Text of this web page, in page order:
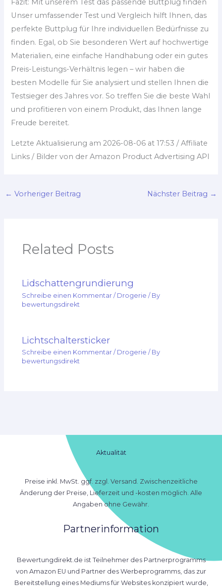
Unser umfassender Test und Vergleich hilft Ihnen, das
perfekte Buttplug für Ihre individuellen Bedürfnisse zu
finden. Egal, ob Sie besonderen Wert auf hochwertige
Materialien, eine einfache Handhabung oder ein gutes
Preis-Leistungs-Verhältnis legen – wir haben die
besten Modelle für Sie analysiert und stellen Ihnen die
Testsieger des Jahres vor. So treffen Sie die beste Wahl
und profitieren von einem Produkt, das Ihnen lange
Freude bereitet.
Letzte Aktualisierung am 2026-08-06 at 17:53 / Affiliate
Links / Bilder von der Amazon Product Advertising API
← Vorheriger Beitrag Nächster Beitrag →
Related Posts
Lidschattengrundierung
Schreibe einen Kommentar / Drogerie / By
bewertungsdirekt
Lichtschaltersticker
Schreibe einen Kommentar / Drogerie / By
bewertungsdirekt
Aktualität
Preise inkl. MwSt. ggf. zzgl. Versand. Zwischenzeitliche
Änderung der Preise, Lieferzeit und -kosten möglich. Alle
Angaben ohne Gewähr.
Partnerinformation
Bewertungdirekt.de ist Teilnehmer des Partnerprogramms
von Amazon EU und Partner des Werbeprogramms, das zur
Bereitstellung eines Mediums für Websites konzipiert wurde,